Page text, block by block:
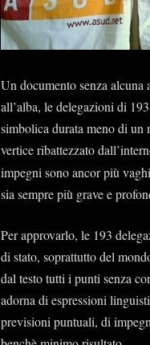
Un documento senza
all’alba, le delegazioni di
simbolica durata meno di
vertice ribattezzato
impegni sono ancor più
sia sempre più grave e
Per approvarlo, le 193
di stato, soprattutto del
dal testo tutti i punti senza
adorna di espressioni
previsioni puntuali, di